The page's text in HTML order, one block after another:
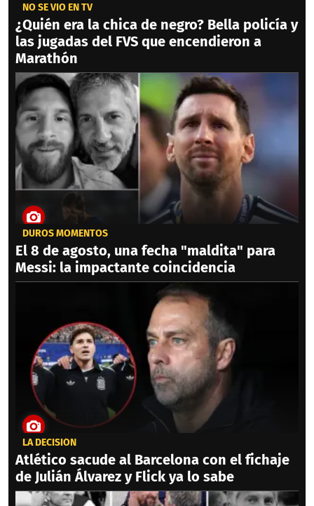
NO SE VIO EN TV
¿Quién era la chica de negro? Bella policía y
las jugadas del FVS que encendieron a
Marathón
DUROS MOMENTOS
El 8 de agosto, una fecha "maldita" para
Messi: la impactante coincidencia
LA DECISIÓN
Atlético sacude al Barcelona con el fichaje
de Julián Álvarez y Flick ya lo sabe